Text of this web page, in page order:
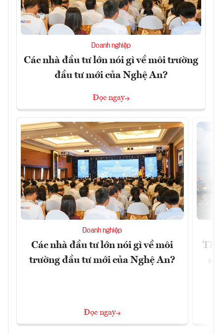
Doanh nghiệp
Các nhà đầu tư lớn nói gì về môi trường
đầu tư mới của Nghệ An?
Đọc ngay
Doanh nghiệp
Các nhà đầu tư lớn nói gì về môi
trường đầu tư mới của Nghệ An?
Đọc ngay